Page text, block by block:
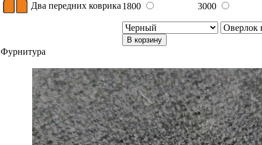
Два передних коврика 1800 3000
В корзину
Фурнитура